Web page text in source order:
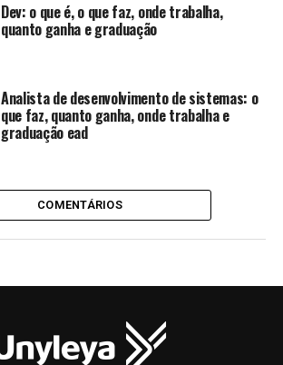
Dev: o que é, o que faz, onde trabalha,
quanto ganha e graduação
Analista de desenvolvimento de sistemas: o
que faz, quanto ganha, onde trabalha e
graduação ead
COMENTÁRIOS